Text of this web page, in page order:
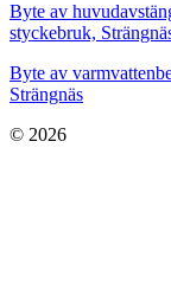
Byte av
styckebruk,
Byte av
Strängnäs
© 2026